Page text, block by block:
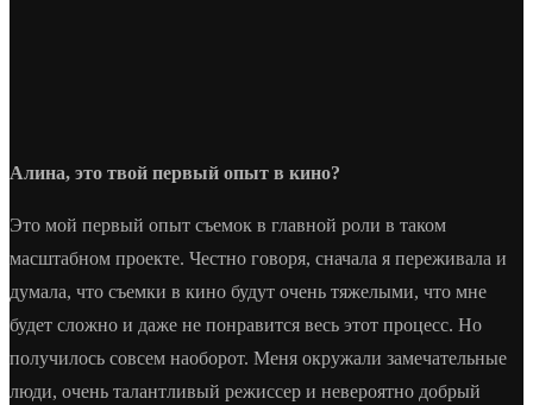
Алина, это твой первый опыт в кино?
Это мой первый опыт съемок в главной роли в таком
масштабном проекте. Честно говоря, сначала я переживала и
думала, что съемки в кино будут очень тяжелыми, что мне
будет сложно и даже не понравится весь этот процесс. Но
получилось совсем наоборот. Меня окружали замечательные
люди, очень талантливый режиссер и невероятно добрый